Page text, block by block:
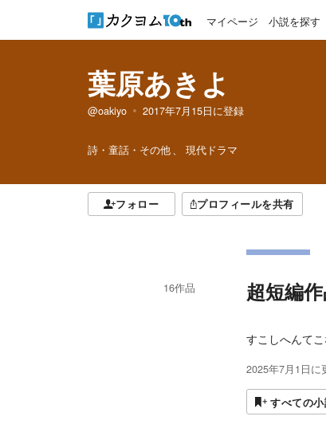
マイページ 小説を探す
葉原あきよ
@oakiyo 2017年7月15日に登録
詩・童話・その他 現代ドラマ
フォロー プロフィールを共有
16作品 超短編
すこしへんてこ
2025年7月1日に
すべての